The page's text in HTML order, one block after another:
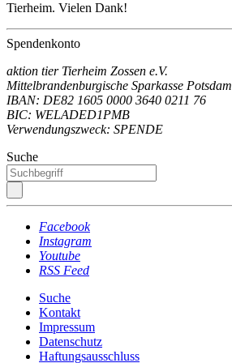
Tierheim. Vielen Dank!
Spendenkonto
aktion tier Tierheim Zossen e.V.
Mittelbrandenburgische Sparkasse Potsdam
IBAN: DE82 1605 0000 3640 0211 76
BIC: WELADED1PMB
Verwendungszweck: SPENDE
Suche
Facebook
Instagram
Youtube
RSS Feed
Suche
Kontakt
Impressum
Datenschutz
Haftungsausschluss